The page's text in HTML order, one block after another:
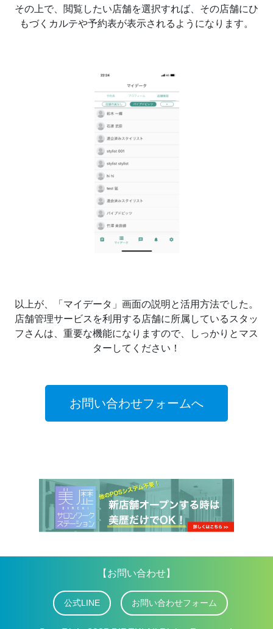
その上で、閲覧したい店舗を選択すれば、その店舗にひ
もづくカルテや予約表が表示されるようになります。
以上が、「マイデータ」画面の説明と活用方法でした。
店舗管理サービスを利用する店舗に所属しているスタッ
フさんは、重要な機能になりますので、しっかりとマス
ターしてください！
お問い合わせフォームへ
【お問い合わせ】
公式LINE お問い合わせフォーム